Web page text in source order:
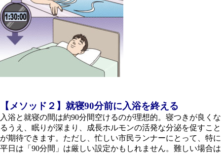
【メソッド２】就寝90分前に入浴を終える
入浴と就寝の間は約90分間空けるのが理想的。寝つきが良くな
るうえ、眠りが深まり、成長ホルモンの活発な分泌を促すこと
が期待できます。ただし、忙しい市民ランナーにとって、特に
平日は「90分間」は厳しい設定かもしれません。難しい場合は